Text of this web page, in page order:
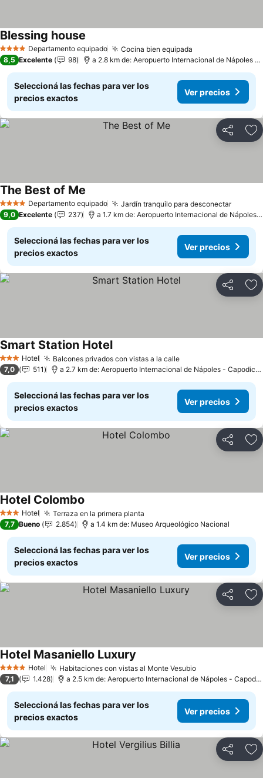
4 EstrellasDepartamento equipado Cocina bien equipada
Blessing house
8,5 Excelente 98 a 2.8 km de: Aeropuerto Internacional de Nápoles -
Seleccioná las fechas para ver los
precios exactos
Ver precios
Compartir
4 EstrellasDepartamento equipado Jardín tranquilo para desconectarVer
The Best of Me
9,0 Excelente 237 a 1.7 km de: Aeropuerto Internacional de Nápoles
Seleccioná las fechas para ver los
precios exactos
Ver precios
Compartir
3 Estrellas
Hotel Balcones privados con vistas a la calleVer precios
Smart Station HotelVer precios
7,0 511 a 2.7 km de: Aeropuerto Internacional de Nápoles -
Seleccioná las fechas para ver los
precios exactos
Ver precios
Compartir
3 Estrellas
Hotel Terraza en la primera planta
Hotel Colombo
7,7 Bueno 2.854 a 1.4 km de: Museo Arqueológico Nacional
Seleccioná las fechas para ver los
precios exactos
Ver precios
Compartir
4 EstrellasHotel Habitaciones con vistas al Monte VesubioVer precios
Hotel Masaniello Luxury
7,1 1.428 a 2.5 km de: Aeropuerto Internacional de Nápoles -
Seleccioná las fechas para ver los
precios exactos
Ver precios
Compartir